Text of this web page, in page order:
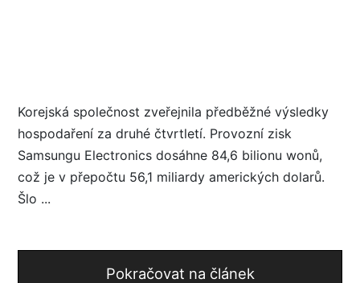
Korejská společnost zveřejnila předběžné výsledky
hospodaření za druhé čtvrtletí. Provozní zisk
Samsungu Electronics dosáhne 84,6 bilionu wonů,
což je v přepočtu 56,1 miliardy amerických dolarů.
Šlo ...
Pokračovat na článek